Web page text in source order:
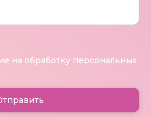
на обработку персональных